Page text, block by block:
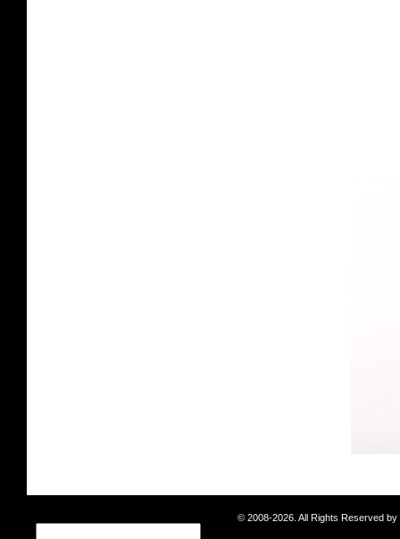
© 2008-2026. All Rights Reserved